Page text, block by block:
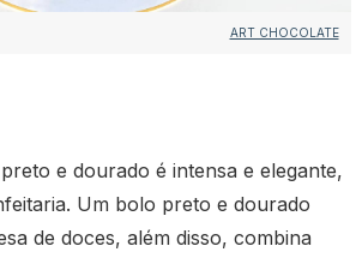
ART CHOCOLATE
e dourado é intensa e elegante,
Um bolo preto e dourado
de doces, além disso, combina